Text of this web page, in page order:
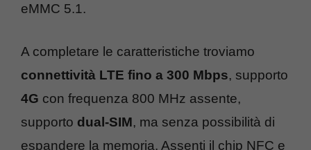
eMMC 5.1.
A completare le caratteristiche troviamo
connettività LTE fino a 300 Mbps, supporto
4G con frequenza 800 MHz assente,
supporto dual-SIM, ma senza possibilità di
espandere la memoria. Assenti il chip NFC e